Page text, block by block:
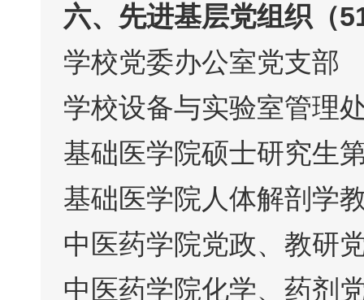
六、先进基层党组织（
学校党委办公室党支部
学校设备与实验室管理
基础医学院硕士研究生
基础医学院人体解剖学
中医药学院党政、教研
中医药学院化学、药剂